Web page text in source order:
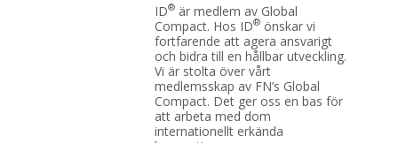
ID®är medlem av Global
Compact. Hos ID®önskar vi
fortfarende att agera ansvarigt
och bidra till en hållbar utveckling.
Vi är stolta över vårt
medlemsskap av FN’s Global
Compact. Det ger oss en bas för
att arbeta med dom
internationellt erkända